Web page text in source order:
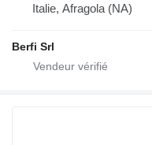
Italie, Afragola (NA)
Berfi Srl